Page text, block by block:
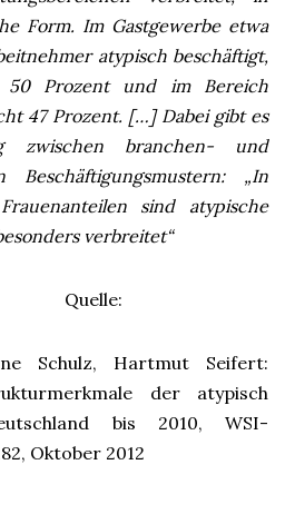
Form. Im Gastgewerbe etwa
atypisch beschäftigt,
50 Prozent und im Bereich
47 Prozent. […] Dabei gibt es
zwischen branchen- und
Beschäftigungsmustern: „In
sind atypische
verbreitet“
Quelle:
Schulz, Hartmut Seifert:
der atypisch
bis 2010, WSI-
Oktober 2012